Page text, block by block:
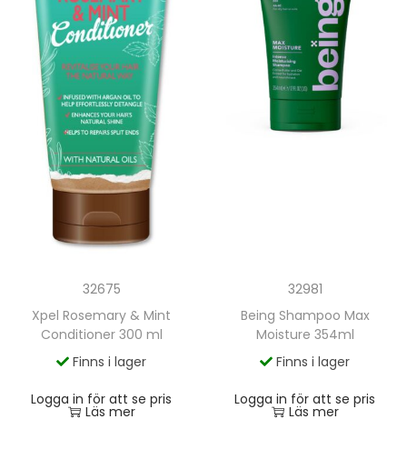
32675
Xpel Rosemary & Mint
Conditioner 300 ml
Finns i lager
Logga in för att se pris
Läs mer
32981
Being Shampoo Max
Moisture 354ml
Finns i lager
Logga in för att se pris
Läs mer